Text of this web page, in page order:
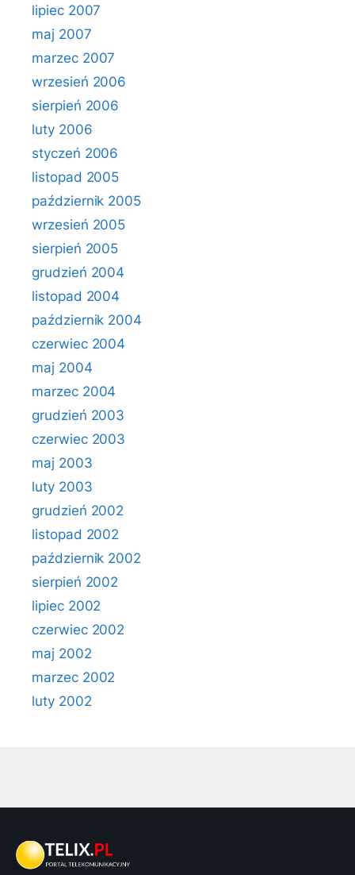
lipiec 2007
maj 2007
marzec 2007
wrzesień 2006
sierpień 2006
luty 2006
styczeń 2006
listopad 2005
październik 2005
wrzesień 2005
sierpień 2005
grudzień 2004
listopad 2004
październik 2004
czerwiec 2004
maj 2004
marzec 2004
grudzień 2003
czerwiec 2003
maj 2003
luty 2003
grudzień 2002
listopad 2002
październik 2002
sierpień 2002
lipiec 2002
czerwiec 2002
maj 2002
marzec 2002
luty 2002